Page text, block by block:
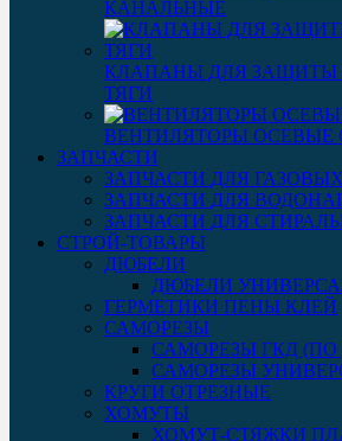
КАНАЛЬНЫЕ
КЛАПАНЫ ДЛЯ ЗАЩИТЫ
ТЯГИ
ВЕНТИЛЯТОРЫ ОСЕВЫЕ
ЗАПЧАСТИ
ЗАПЧАСТИ ДЛЯ
ЗАПЧАСТИ ДЛЯ
ЗАПЧАСТИ ДЛЯ
СТРОЙ-ТОВАРЫ
ДЮБЕЛИ
ДЮБЕЛИ
ГЕРМЕТИКИ ПЕНЫ КЛЕЙ
САМОРЕЗЫ
САМОРЕЗЫ ГКД (ПО
САМОРЕЗЫ
КРУГИ ОТРЕЗНЫЕ
ХОМУТЫ
ХОМУТ-СТЯЖКИ